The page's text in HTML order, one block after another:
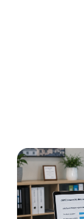
Ptát se
chtějí